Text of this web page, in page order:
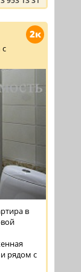
2к
в
рядом с